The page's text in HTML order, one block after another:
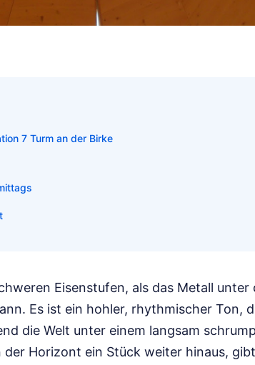
7 Turm an der Birke
Eisenstufen, als das Metall unter
Es ist ein hohler, rhythmischer Ton,
die Welt unter einem langsam
der Horizont ein Stück weiter hinaus,